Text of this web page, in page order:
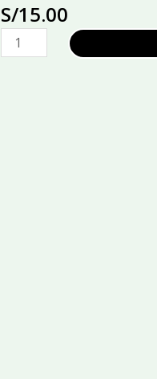
S/15.00
Suavizante
Aridey